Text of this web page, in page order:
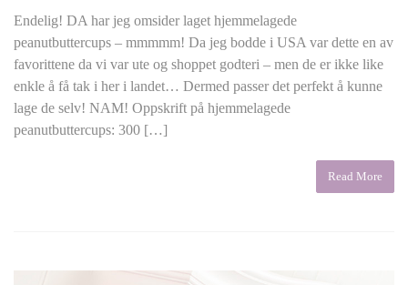
Endelig! DA har jeg omsider laget hjemmelagede
peanutbuttercups – mmmmm! Da jeg bodde i USA var dette en av
favorittene da vi var ute og shoppet godteri – men de er ikke like
enkle å få tak i her i landet… Dermed passer det perfekt å kunne
lage de selv! NAM! Oppskrift på hjemmelagede
peanutbuttercups: 300 […]
Read More